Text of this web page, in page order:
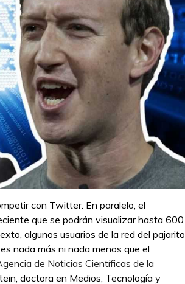
con Twitter. En paralelo, el
que se podrán visualizar hasta 600
algunos usuarios de la red del pajarito
nada más ni nada menos que el
de Noticias Científicas de la
doctora en Medios, Tecnología y